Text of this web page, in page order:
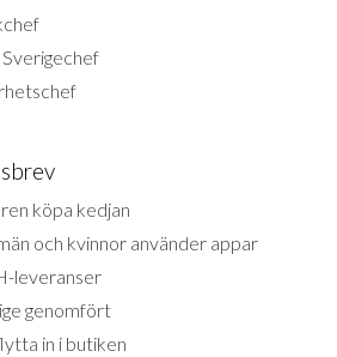
köpa kedjan
och kvinnor använder appar
leveranser
genomfört
in i butiken